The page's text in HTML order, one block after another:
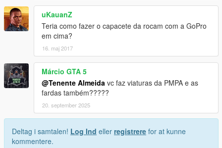
uKauanZ
Teria como fazer o capacete da rocam com a GoPro
em cima?
16. maj 2017
Márcio GTA 5
@Tenente Almeida vc faz viaturas da PMPA e as
fardas também?????
20. september 2025
Deltag i samtalen! Log Ind eller registrere for at kunne
kommentere.